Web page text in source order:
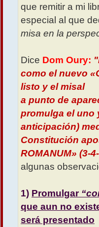
que remitir a mi
especial al que
misa en la
Dice Dom Oury:
como el nuevo
listo y el misal
a punto de
promulga el uno
anticipación)
Constitución
ROMANUM» (3-
algunas
1) Promulgar
que aun no
será presentado